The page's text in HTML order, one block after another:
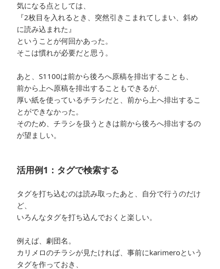
気になる点としては、
『2枚目を入れるとき、突然引きこまれてしまい、斜め
に読み込まれた』
ということが何回かあった。
そこは慣れが必要だと思う。
あと、S1100は前から後ろへ原稿を排出することも、
前から上へ原稿を排出することもできるが、
厚い紙を使っているチラシだと、前から上へ排出するこ
とができなかった。
そのため、チラシを扱うときは前から後ろへ排出するの
が望ましい。
活用例1：タグで検索する
タグを打ち込むのは読み取ったあと、自分で行うのだけ
ど、
いろんなタグを打ち込んでおくと楽しい。
例えば、劇団名。
カリメロのチラシが見たければ、事前にkarimeroという
タグを作っておき、